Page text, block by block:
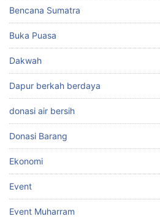
Bencana Sumatra
Buka Puasa
Dakwah
Dapur berkah berdaya
donasi air bersih
Donasi Barang
Ekonomi
Event
Event Muharram